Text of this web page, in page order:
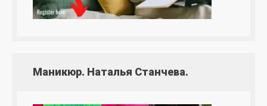
Маникюр. Наталья Станчева.